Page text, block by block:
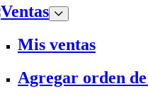
Ventas
Mis ventas
Agregar orden